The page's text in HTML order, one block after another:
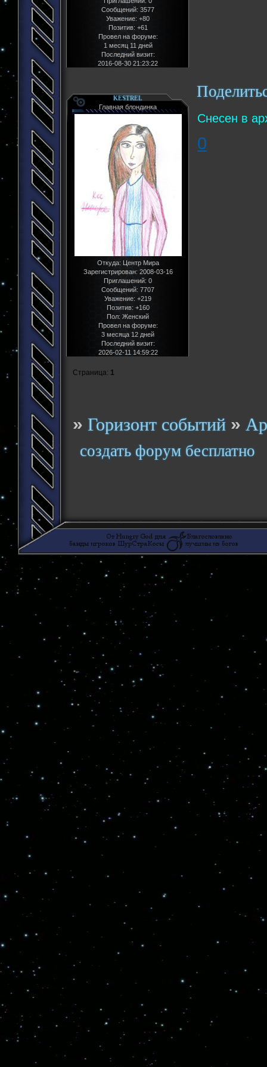
Сообщений: 3577
Уважение: +80
Позитив: +61
Провел на форуме:
1 месяц 11 дней
Последний визит:
2016-08-30 21:23:22
KESTREL
Главная блондинка
Откуда:Центр Мира
Зарегистрирован: 2008-03-16
Приглашений: 0
Сообщений: 7707
Уважение: +219
Позитив: +160
Пол:Женский
Провел на форуме:
3 месяца 12 дней
Последний визит:
2026-02-11 14:59:22
Снесен в
0
Страница: 1
»Горизонт событий »
создать форум бесплатно